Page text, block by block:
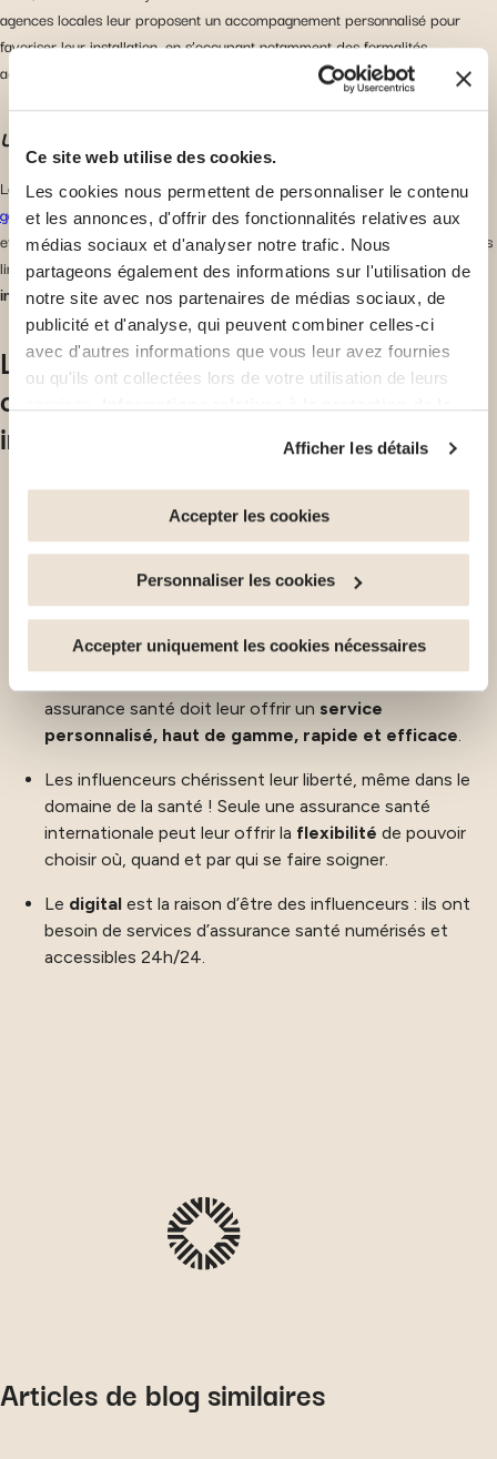
Ce site web utilise des cookies.
Les cookies nous permettent de personnaliser le contenu
et les annonces, d'offrir des fonctionnalités relatives aux
médias sociaux et d'analyser notre trafic. Nous
partageons également des informations sur l'utilisation de
notre site avec nos partenaires de médias sociaux, de
publicité et d'analyse, qui peuvent combiner celles-ci
avec d'autres informations que vous leur avez fournies
ou qu'ils ont collectées lors de votre utilisation de leurs
Vous avez la possibilité de retirer votre consentement à
bon fonctionnement du site. Notez que si vous
désactivez des cookies utilisés ici, il se peut que
certaines fonctionnalités ou parties de ce site Web ne
soient plus normalement accessibles. D'autres sont
utilisés pour : Améliorer votre expérience utilisateur, en
personnalisant vos fonctionnalités et en se souvenant de
vos choix. Mesurer l'audience en suivant le nombre de
visiteurs et en comprenant comment vous arrivez sur
notre site. Proposer des offres et services personnalisés
et en suivre les performances. Partager des informations
avec les réseaux sociaux utilisés et vous permettre de
Afficher les détails
Accepter les cookies
Personnaliser les cookies
Accepter uniquement les cookies nécessaires
agences locales leur proposent un accompagnement personnalisé pour
favoriser leur installation, en s’occupant notamment des formalités
administratives.
Un système de santé d’excellence
Les influenceurs basés à Dubaï ont accès à desservices de santé haut de
gammequi s’appuient sur des infrastructures modernes ultra-performantes
et un personnel médical très qualifié. Pour bénéficier de soins de santé sans
limite et en toute sérénité, ils ont besoin d’uneassurance santé
internationale pour expatriés.
L’assurance santé internationale : la
couverture santé idéale des
influenceurs
S’ils sont basés à Dubaï, les influenceurs n’en restent
pas moins des citoyens du monde : ils ont besoin d’une
assurance santé internationale qui s’adapte à leurs
besoins de mobilitéet qui les couvre partout dans le
monde.
assurance santé doit leur offrir un service
personnalisé, haut de gamme, rapide et efficace.
Les influenceurs chérissent leur liberté, même dans le
domaine de la santé ! Seule une assurance santé
internationale peut leur offrir la flexibilité de pouvoir
choisir où, quand et par qui se faire soigner.
Le digital est la raison d’être des influenceurs : ils ont
besoin de services d’assurance santé numérisés et
accessibles 24h/24.
Articles de blog similaires